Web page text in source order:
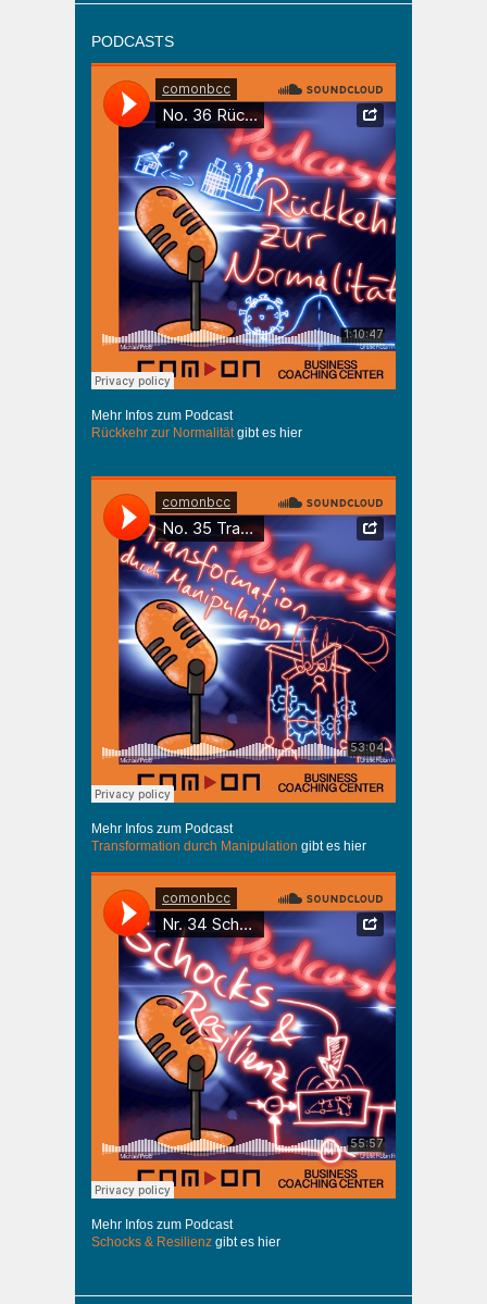
PODCASTS
Mehr Infos zum Podcast
Rückkehr zur Normalitätgibt es hier
Mehr Infos zum Podcast
Transformation durch Manipulation gibt es hier
Mehr Infos zum Podcast
Schocks & Resilienz gibt es hier